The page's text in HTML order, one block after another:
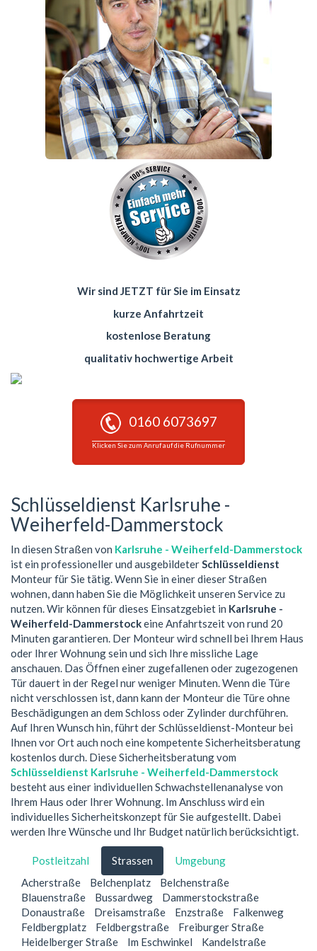
Wir sind JETZT für Sie im Einsatz
kurze Anfahrtzeit
kostenlose Beratung
qualitativ hochwertige Arbeit
0160 6073697
Klicken Sie zum Anruf auf die Rufnummer
Schlüsseldienst Karlsruhe -
Weiherfeld-Dammerstock
In diesen Straßen von Karlsruhe - Weiherfeld-Dammerstock
ist ein professioneller und ausgebildeterSchlüsseldienst
Monteur für Sie tätig. Wenn Sie in einer dieser Straßen
wohnen, dann haben Sie die Möglichkeit unseren Service zu
nutzen. Wir können für dieses Einsatzgebiet in Karlsruhe -
Weiherfeld-Dammerstockeine Anfahrtszeit von rund 20
Minuten garantieren. Der Monteur wird schnell bei Ihrem Haus
oder Ihrer Wohnung sein und sich Ihre missliche Lage
anschauen. Das Öffnen einer zugefallenen oder zugezogenen
Tür dauert in der Regel nur weniger Minuten. Wenn die Türe
nicht verschlossen ist, dann kann der Monteur die Türe ohne
Beschädigungen an dem Schloss oder Zylinder durchführen.
Auf Ihren Wunsch hin, führt der Schlüsseldienst-Monteur bei
Ihnen vor Ort auch noch eine kompetente Sicherheitsberatung
kostenlos durch. Diese Sicherheitsberatung vom
Schlüsseldienst Karlsruhe - Weiherfeld-Dammerstock
besteht aus einer individuellen Schwachstellenanalyse von
Ihrem Haus oder Ihrer Wohnung. Im Anschluss wird ein
individuelles Sicherheitskonzept für Sie aufgestellt. Dabei
werden Ihre Wünsche und Ihr Budget natürlich berücksichtigt.
Postleitzahl Strassen
Umgebung
Acherstraße
Belchenplatz
Belchenstraße
Blauenstraße
Bussardweg
Dammerstockstraße
Donaustraße
Dreisamstraße Enzstraße
Falkenweg
Feldbergplatz
Feldbergstraße
Freiburger Straße
Heidelberger Straße
Im Eschwinkel
Kandelstraße